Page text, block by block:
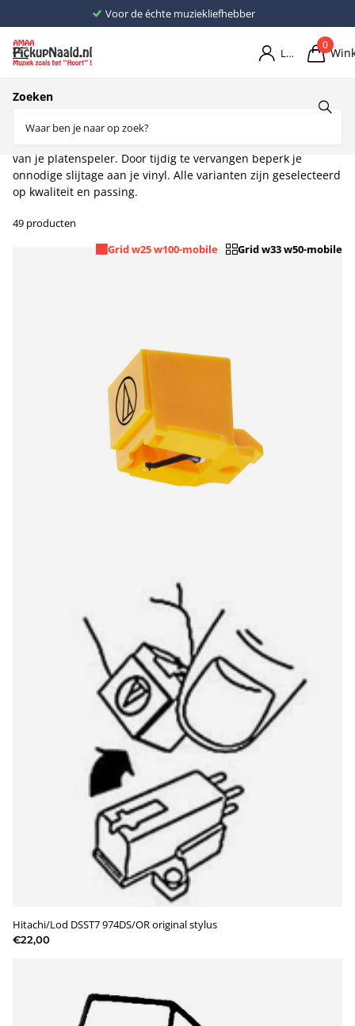
Voor de échte muziekliefhebber
Zoeken
Login
0
Home
van je platenspeler. Door tijdig te vervangen beperk je
onnodige slijtage aan je vinyl. Alle varianten zijn geselecteerd
op kwaliteit en passing.
49 producten
Grid w25 w100-mobile
Grid w33 w50-mobile
Hitachi/Lod DSST7 974DS/OR original stylus
€22,00